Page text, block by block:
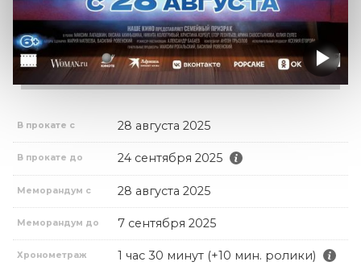
В прокате с 28 августа 2025
В прокате до 24 сентября 2025
Меморандум с 28 августа 2025
Меморандум до 7 сентября 2025
Хронометраж 1 час 30 минут (+10 мин. ролики)